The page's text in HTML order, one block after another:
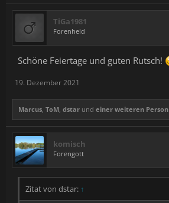
TiGa1981
Forenheld
Schöne Feiertage und guten Rutsch!
19. Dezember 2021
Marcus ToM dstar und einer weiteren Person
komisch
Forengott
Zitat von dstar: ↑